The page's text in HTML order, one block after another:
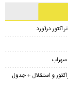
و استقلال + جدول